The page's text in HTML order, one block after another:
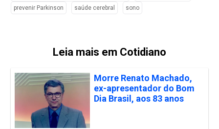
prevenir Parkinson
saúde cerebral sono
Leia mais em Cotidiano
Morre Renato Machado,
ex-apresentador do Bom
Dia Brasil, aos 83 anos